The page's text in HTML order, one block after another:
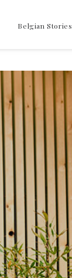
Belgian Stories